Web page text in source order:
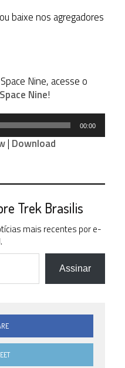
baixe nos agregadores
Nine, acesse o
Nine!
00:00
| Download
Trek Brasilis
mais recentes por e-
Assinar